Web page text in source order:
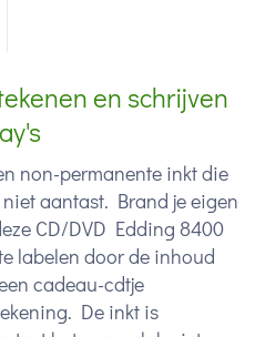
en schrijven
non-permanente inkt die
aantast. Brand je eigen
CD/DVD Edding 8400
labelen door de inhoud
cadeau-cdtje
De inkt is